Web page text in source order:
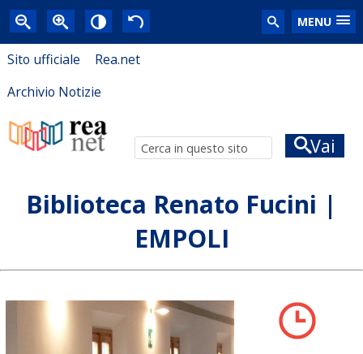
MENU
Sito ufficiale
Rea.net
Archivio Notizie
Vai
Biblioteca Renato Fucini |
EMPOLI